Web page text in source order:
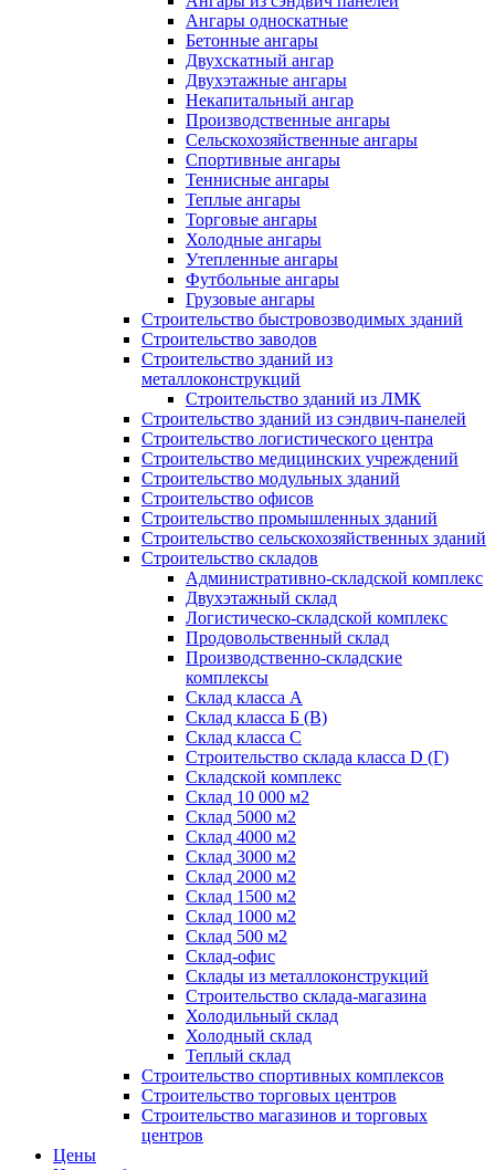
Ангары односкатные
Бетонные ангары
Двухскатный ангар
Двухэтажные ангары
Некапитальный ангар
Производственные ангары
Сельскохозяйственные ангары
Спортивные ангары
Теннисные ангары
Теплые ангары
Торговые ангары
Холодные ангары
Утепленные ангары
Футбольные ангары
Грузовые ангары
Строительство быстровозводимых зданий
Строительство заводов
Строительство зданий из
металлоконструкций
Строительство зданий из ЛМК
Строительство зданий из сэндвич-панелей
Строительство логистического центра
Строительство медицинских учреждений
Строительство модульных зданий
Строительство офисов
Строительство промышленных зданий
Строительство сельскохозяйственных зданий
Строительство складов
Административно-складской комплекс
Двухэтажный склад
Логистическо-складской комплекс
Продовольственный склад
Производственно-складские
комплексы
Склад класса А
Склад класса Б (B)
Склад класса С
Строительство склада класса D (Г)
Складской комплекс
Склад 10 000 м2
Склад 5000 м2
Склад 4000 м2
Склад 3000 м2
Склад 2000 м2
Склад 1500 м2
Склад 1000 м2
Склад 500 м2
Склад-офис
Склады из металлоконструкций
Строительство склада-магазина
Холодильный склад
Холодный склад
Теплый склад
Строительство спортивных комплексов
Строительство торговых центров
Строительство магазинов и торговых
центров
Цены